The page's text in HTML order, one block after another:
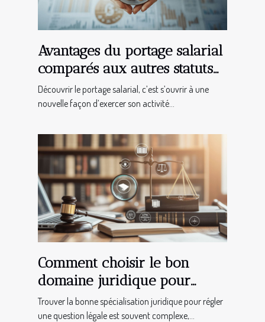
Avantages du portage salarial
comparés aux autres statuts
juridiques
Découvrir le portage salarial, c’est s’ouvrir à une
nouvelle façon d’exercer son activité...
Comment choisir le bon
domaine juridique pour
votre besoin légal
Trouver la bonne spécialisation juridique pour régler
une question légale est souvent complexe,...